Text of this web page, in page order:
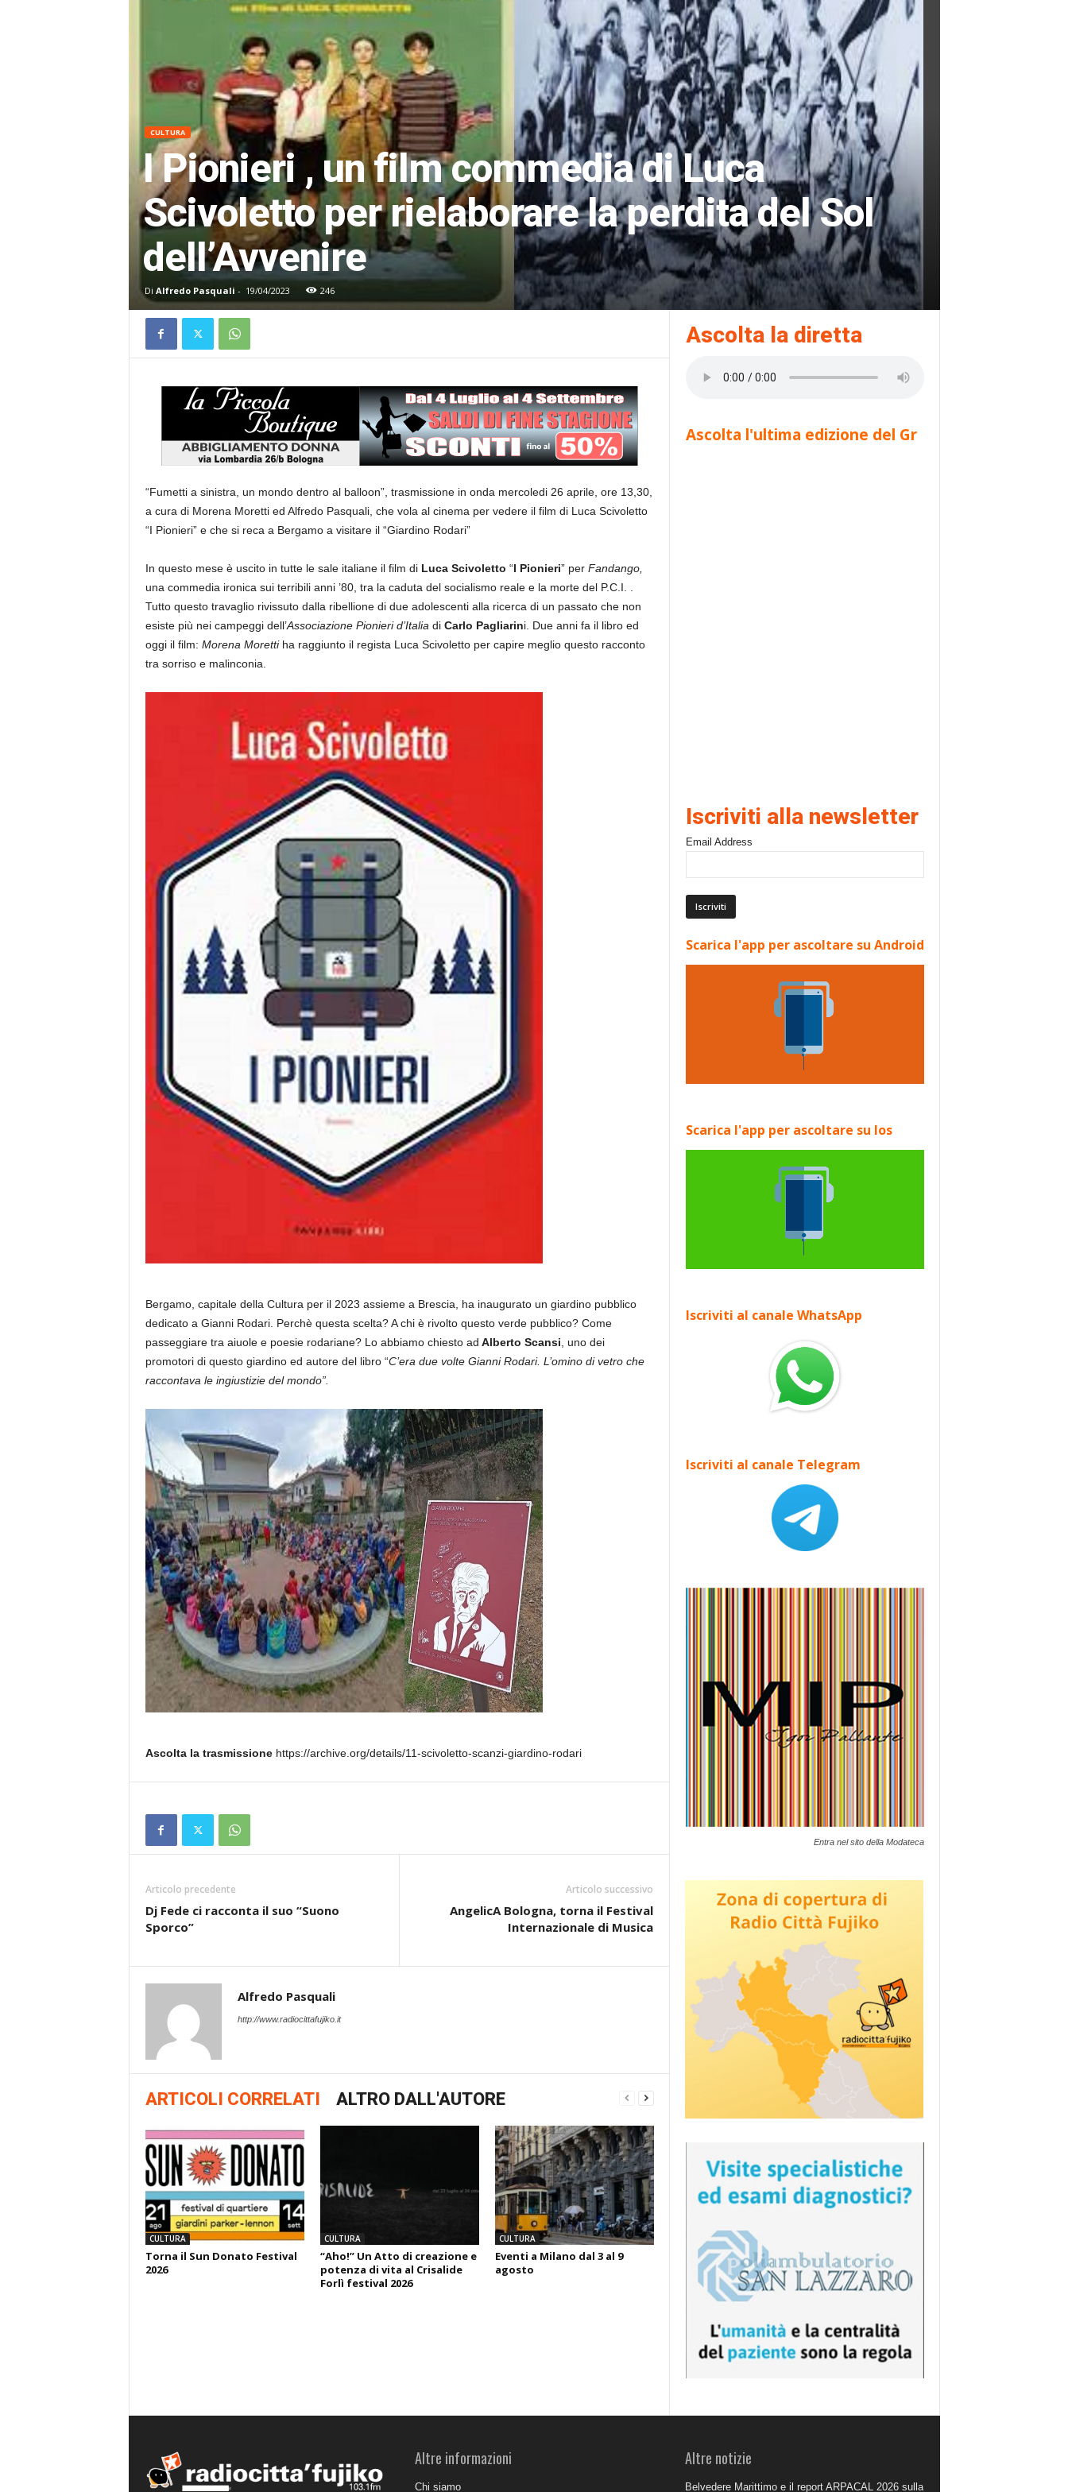
CULTURA
I Pionieri , un film commedia di Luca
Scivoletto per rielaborare la perdita del Sol
dell’Avvenire
Di Alfredo Pasquali - 19/04/2023 246
“Fumetti a sinistra, un mondo dentro al balloon”, trasmissione in onda mercoledi 26 aprile, ore 13,30,
a cura di Morena Moretti ed Alfredo Pasquali, che vola al cinema per vedere il film di Luca Scivoletto
“I Pionieri” e che si reca a Bergamo a visitare il “Giardino Rodari”
In questo mese è uscito in tutte le sale italiane il film di Luca Scivoletto “I Pionieri” per Fandango,
una commedia ironica sui terribili anni ’80, tra la caduta del socialismo reale e la morte del P.C.I. .
Tutto questo travaglio rivissuto dalla ribellione di due adolescenti alla ricerca di un passato che non
esiste più nei campeggi dell’Associazione Pionieri d’Italia diCarlo Pagliarini. Due anni fa il libro ed
oggi il film: Morena Morettiha raggiunto il regista Luca Scivoletto per capire meglio questo racconto
tra sorriso e malinconia.
Bergamo, capitale della Cultura per il 2023 assieme a Brescia, ha inaugurato un giardino pubblico
dedicato a Gianni Rodari. Perchè questa scelta? A chi è rivolto questo verde pubblico? Come
passeggiare tra aiuole e poesie rodariane? Lo abbiamo chiesto ad Alberto Scansi , uno dei
promotori di questo giardino ed autore del libro “C’era due volte Gianni Rodari. L’omino di vetro che
raccontava le ingiustizie del mondo”.
Ascolta la trasmissionehttps://archive.org/details/11-scivoletto-scanzi-giardino-rodari
Articolo precedente
Dj Fede ci racconta il suo “Suono
Sporco”
Articolo successivo
AngelicA Bologna, torna il Festival
Internazionale di Musica
Alfredo Pasquali
http://www.radiocittafujiko.it
ARTICOLI CORRELATI ALTRO DALL'AUTORE
CULTURA
Torna il Sun Donato Festival
2026
CULTURA
“Aho!” Un Atto di creazione e
potenza di vita al Crisalide
Forlì festival 2026
CULTURA
Eventi a Milano dal 3 al 9
agosto
Ascolta la diretta
Ascolta l'ultima edizione del Gr
Iscriviti alla newsletter
Email Address
Scarica l'app per ascoltare su Android
Scarica l'app per ascoltare su Ios
Iscriviti al canale WhatsApp
Iscriviti al canale Telegram
Entra nel sito della Modateca
Altre informazioni
Chi siamo
Altre notizie
Belvedere Marittimo e il report ARPACAL 2026 sulla